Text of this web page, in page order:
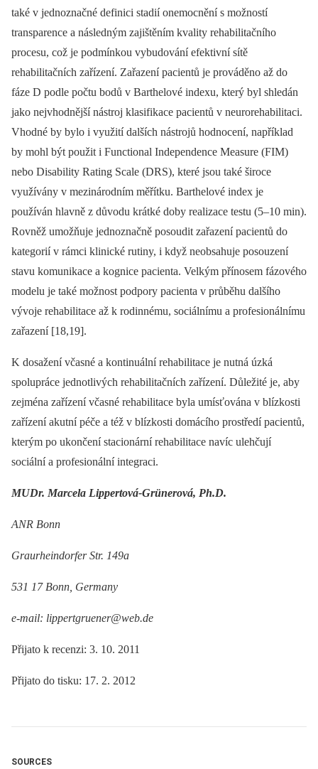
také v jednoznačné definici stadií onemocnění s možností
transparence a následným zajištěním kvality rehabilitačního
procesu, což je podmínkou vybudování efektivní sítě
rehabilitačních zařízení. Zařazení pacientů je prováděno až do
fáze D podle počtu bodů v Barthelové indexu, který byl shledán
jako nejvhodnější nástroj klasifikace pacientů v neurorehabilitaci.
Vhodné by bylo i využití dalších nástrojů hodnocení, například
by mohl být použit i Functional Independence Measure (FIM)
nebo Disability Rating Scale (DRS), které jsou také široce
využívány v mezinárodním měřítku. Barthelové index je
používán hlavně z důvodu krátké doby realizace testu (5–10 min).
Rovněž umožňuje jednoznačně posoudit zařazení pacientů do
kategorií v rámci klinické rutiny, i když neobsahuje posouzení
stavu komunikace a kognice pacienta. Velkým přínosem fázového
modelu je také možnost podpory pacienta v průběhu dalšího
vývoje rehabilitace až k rodinnému, sociálnímu a profesionálnímu
zařazení [18,19].
K dosažení včasné a kontinuální rehabilitace je nutná úzká
spolupráce jednotlivých rehabilitačních zařízení. Důležité je, aby
zejména zařízení včasné rehabilitace byla umísťována v blízkosti
zařízení akutní péče a též v blízkosti domácího prostředí pacientů,
kterým po ukončení stacionární rehabilitace navíc ulehčují
sociální a profesionální integraci.
MUDr. Marcela Lippertová-Grünerová, Ph.D.
ANR Bonn
Graurheindorfer Str. 149a
531 17 Bonn, Germany
e-mail: lippertgruener@web.de
Přijato k recenzi: 3. 10. 2011
Přijato do tisku: 17. 2. 2012
SOURCES